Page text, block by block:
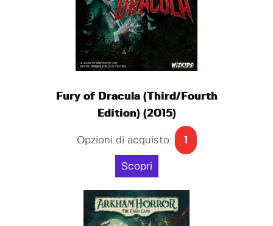
Fury of Dracula (Third/Fourth
Edition) (2015)
Opzioni di acquisto: 1
Scopri